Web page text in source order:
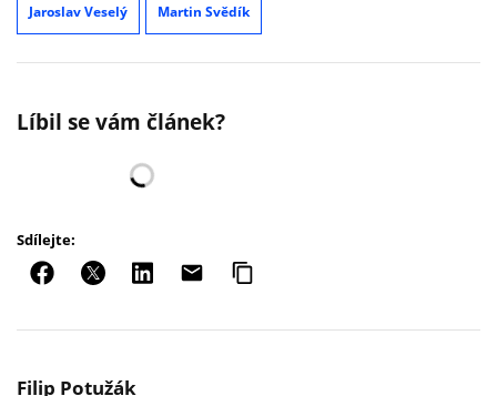
Jaroslav Veselý Martin Svědík
Líbil se vám článek?
Sdílejte:
Filip Potužák